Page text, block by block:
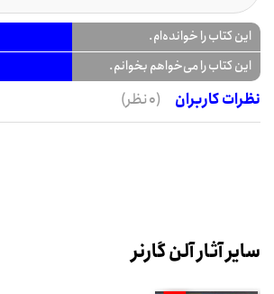
این کتاب را خوانده‌ام.
این کتاب را می‌خواهم بخوانم.
نظرات کاربران
(0 نظر)
سایر آثار آلن گارنر